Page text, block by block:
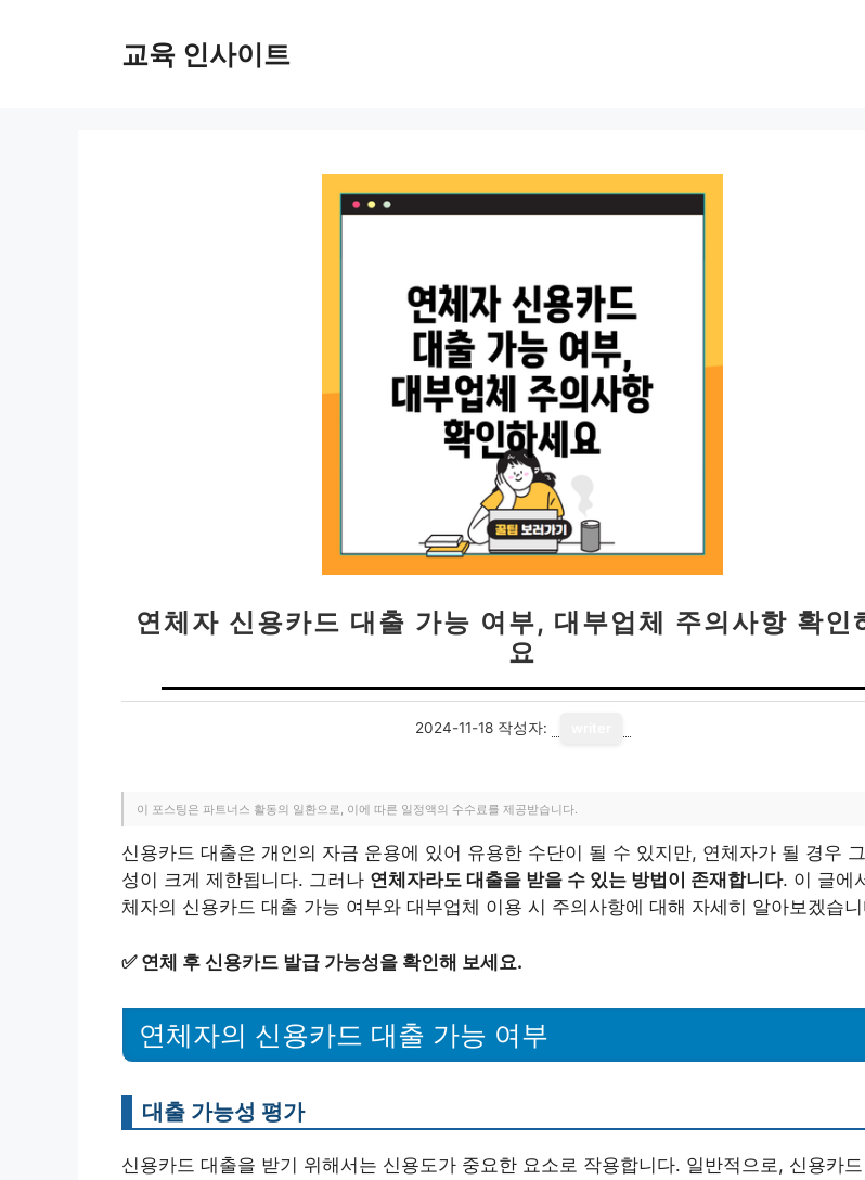
교육 인사이트
연체자 신용카드 대출 가능 여부, 대부업체 주의사항 확인
요
2024-11-18 작성자:
이 포스팅은 파트너스 활동의 일환으로, 이에 따른 일정액의 수수료를 제공받습니다.
신용카드 대출은 개인의 자금 운용에 있어 유용한 수단이 될 수 있지만, 연체자가 될 경우
성이 크게 제한됩니다. 그러나 연체자라도 대출을 받을 수 있는 방법이 존재합니다. 이 글에
체자의 신용카드 대출 가능 여부와 대부업체 이용 시 주의사항에 대해 자세히 알아보겠습
✅ 연체 후 신용카드 발급 가능성을 확인해 보세요.
연체자의 신용카드 대출 가능 여부
대출 가능성 평가
신용카드 대출을 받기 위해서는 신용도가 중요한 요소로 작용합니다. 일반적으로, 신용카